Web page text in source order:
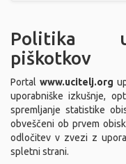
Politika
piškotkov
Portal www.ucitelj.org
uporabniške izkušnje,
spremljanje statistike
obveščeni ob prvem
odločitev v zvezi z
spletni strani.